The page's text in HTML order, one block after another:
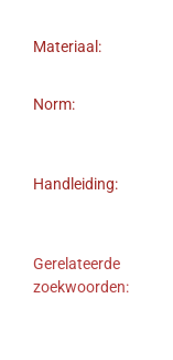
Materiaal:
Norm:
Handleiding:
Gerelateerde
zoekwoorden: